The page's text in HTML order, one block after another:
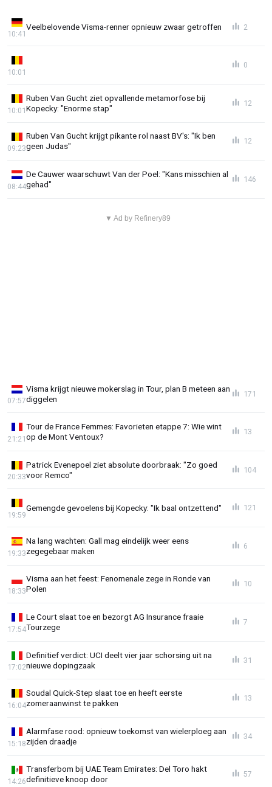
Veelbelovende Visma-renner opnieuw zwaar getroffen
10:41
2
10:01
0
Ruben Van Gucht ziet opvallende metamorfose bij
Kopecky: "Enorme stap"
10:01
12
Ruben Van Gucht krijgt pikante rol naast BV's: "Ik ben
geen Judas"
09:23
12
De Cauwer waarschuwt Van der Poel: "Kans misschien al
gehad"
08:44
146
▼ Ad by Refinery89
Visma krijgt nieuwe mokerslag in Tour, plan B meteen aan
diggelen
07:57
171
Tour de France Femmes: Favorieten etappe 7: Wie wint
op de Mont Ventoux?
21:21
13
Patrick Evenepoel ziet absolute doorbraak: "Zo goed
voor Remco"
20:33
104
Gemengde gevoelens bij Kopecky: "Ik baal ontzettend"
19:59
121
Na lang wachten: Gall mag eindelijk weer eens
zegegebaar maken
19:33
6
Visma aan het feest: Fenomenale zege in Ronde van
Polen
18:33
10
Le Court slaat toe en bezorgt AG Insurance fraaie
Tourzege
17:54
7
Definitief verdict: UCI deelt vier jaar schorsing uit na
nieuwe dopingzaak
17:02
31
Soudal Quick-Step slaat toe en heeft eerste
zomeraanwinst te pakken
16:04
13
Alarmfase rood: opnieuw toekomst van wielerploeg aan
zijden draadje
15:18
34
Transferbom bij UAE Team Emirates: Del Toro hakt
definitieve knoop door
14:26
57